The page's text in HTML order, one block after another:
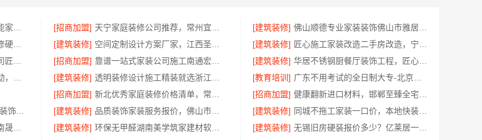
[招商加盟] [建筑装修]
[建筑装修] [建筑装修]
[招商加盟] [建筑装修]
华居不锈钢厨餐厅装饰工程，匠心打造品质家
[建筑装修] [教育培训]
[招商加盟] [招商加盟]
[建筑装修] [建筑装修]
同城不拖工家装一口价，本地快装（湖北）科技有限公司全程托管
[建筑装修] [建筑装修]
无锡旧房硬装报价多少？亿莱居一站式全包服务